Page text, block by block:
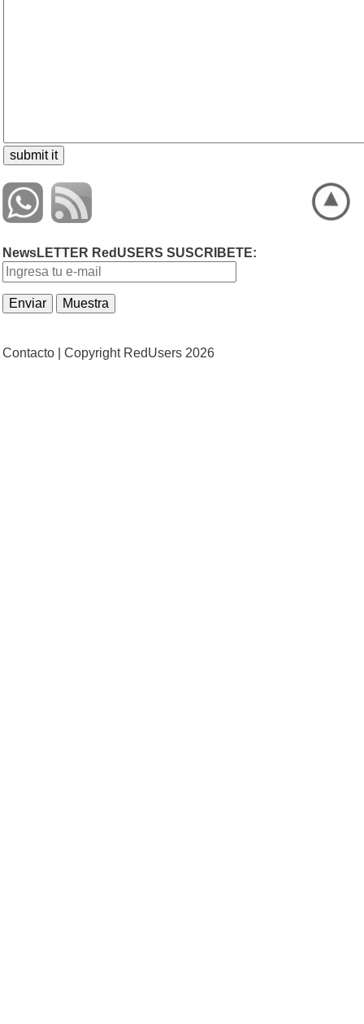
NewsLETTER RedUSERS SUSCRIBETE:
Contacto | Copyright RedUsers 2026